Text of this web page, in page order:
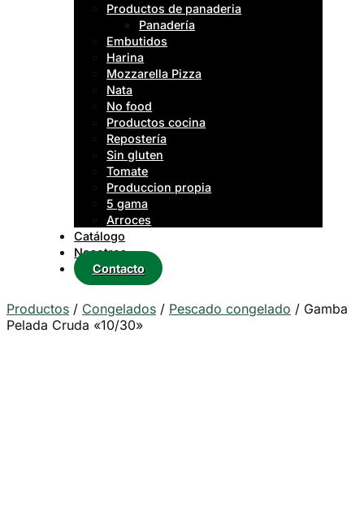
Productos de panaderia
Panadería
Embutidos
Harina
Mozzarella Pizza
Nata
No food
Productos cocina
Repostería
Sin gluten
Tomate
Produccion propia
5 gama
Arroces
Catálogo
Nosotros
Contacto
Productos / Congelados / Pescado congelado / Gamba
Pelada Cruda «10/30»